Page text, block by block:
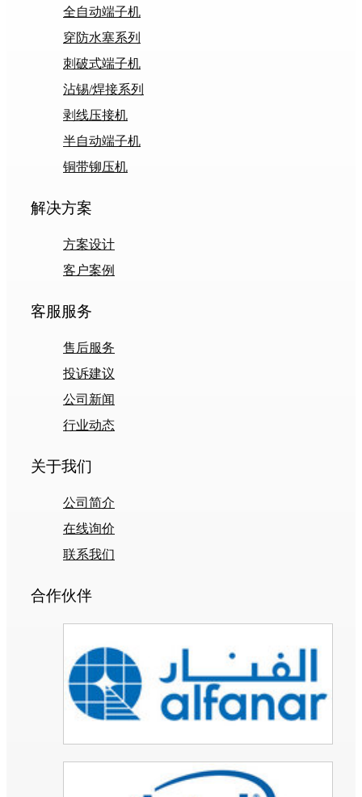
全自动端子机
穿防水塞系列
刺破式端子机
沾锡/焊接系列
剥线压接机
半自动端子机
铜带铆压机
解决方案
方案设计
客户案例
客服服务
售后服务
投诉建议
公司新闻
行业动态
关于我们
公司简介
在线询价
联系我们
合作伙伴